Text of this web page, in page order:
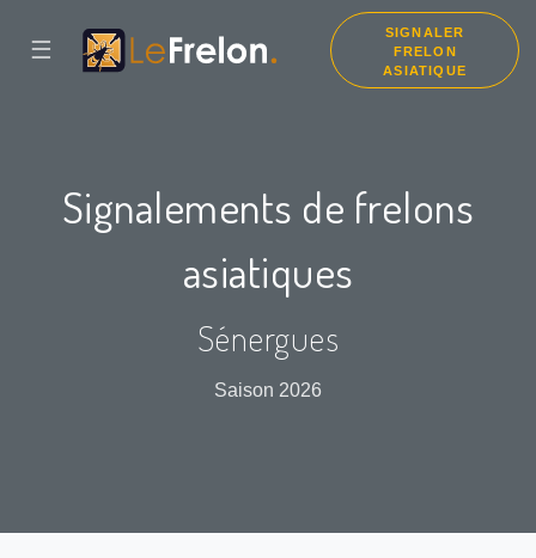
☰
SIGNALER
FRELON
ASIATIQUE
Signalements de frelons
asiatiques
Sénergues
Saison 2026